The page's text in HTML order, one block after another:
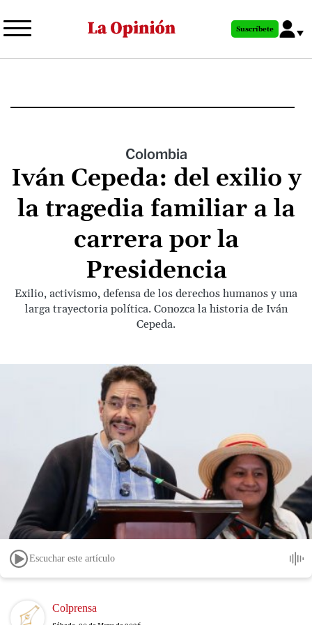
al
principal
Suscríbete
Colombia
Iván Cepeda: del exilio y
la tragedia familiar a la
carrera por la
Presidencia
Exilio, activismo, defensa de los derechos humanos y una
larga trayectoria política. Conozca la historia de Iván
Cepeda.
Escuchar este artículo
Image Colprensa